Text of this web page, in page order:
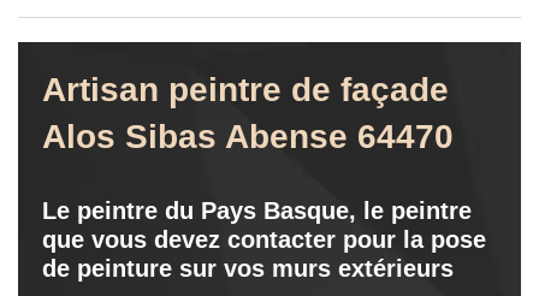
Artisan peintre de façade
Alos Sibas Abense 64470
Le peintre du Pays Basque, le peintre
que vous devez contacter pour la pose
de peinture sur vos murs extérieurs